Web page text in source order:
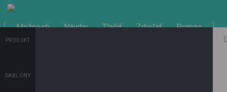
Možnosti Návrhy Tlačiť Zdieľať Pomoc
0.0
PRODUKT
ŠABLÓNY